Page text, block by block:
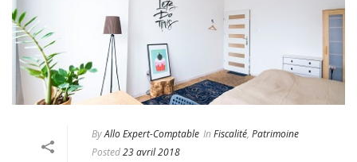
ByAllo Expert-Comptable In Fiscalité, Patrimoine
Posted23 avril 2018